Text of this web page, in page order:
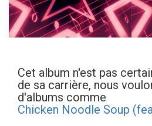
Cet album n'est pas
de sa carrière, nous
d'albums comme
Chicken Noodle Soup